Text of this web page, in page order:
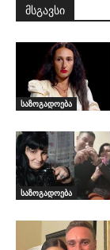
მსგავსი
საზოგადოება
საზოგადოება